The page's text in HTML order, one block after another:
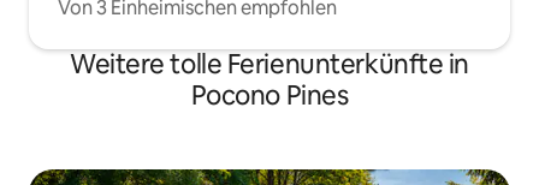
Von 3 Einheimischen empfohlen
Weitere tolle Ferienunterkünfte in
Pocono Pines